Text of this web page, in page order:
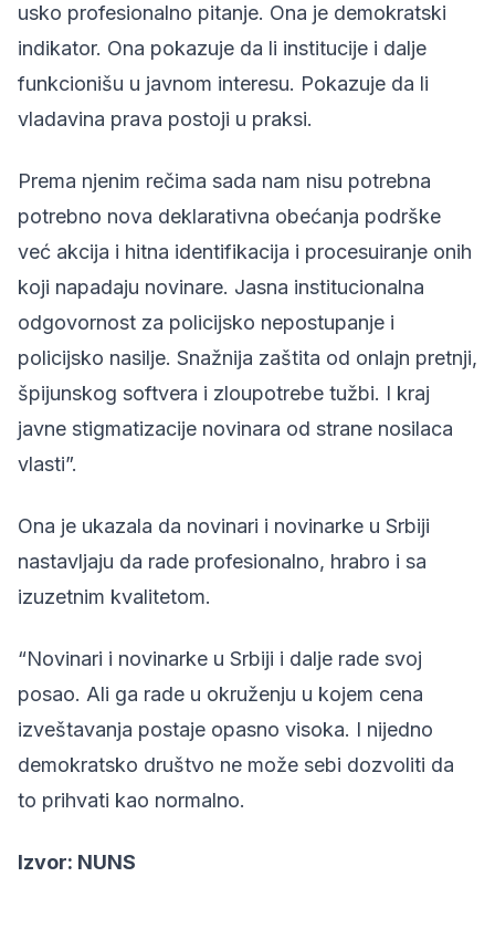
usko profesionalno pitanje. Ona je demokratski
indikator. Ona pokazuje da li institucije i dalje
funkcionišu u javnom interesu. Pokazuje da li
vladavina prava postoji u praksi.
Prema njenim rečima sada nam nisu potrebna
potrebno nova deklarativna obećanja podrške
već akcija i hitna identifikacija i procesuiranje onih
koji napadaju novinare. Jasna institucionalna
odgovornost za policijsko nepostupanje i
policijsko nasilje. Snažnija zaštita od onlajn pretnji,
špijunskog softvera i zloupotrebe tužbi. I kraj
javne stigmatizacije novinara od strane nosilaca
vlasti”.
Ona je ukazala da novinari i novinarke u Srbiji
nastavljaju da rade profesionalno, hrabro i sa
izuzetnim kvalitetom.
“Novinari i novinarke u Srbiji i dalje rade svoj
posao. Ali ga rade u okruženju u kojem cena
izveštavanja postaje opasno visoka. I nijedno
demokratsko društvo ne može sebi dozvoliti da
to prihvati kao normalno.
Izvor: NUNS